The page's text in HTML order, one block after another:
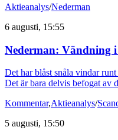
Aktieanalys/Nederman
6 augusti, 15:55
Nederman: Vändning i
Det har blåst snåla vindar runt
Det är bara delvis befogat av
Kommentar,Aktieanalys/
5 augusti, 15:50